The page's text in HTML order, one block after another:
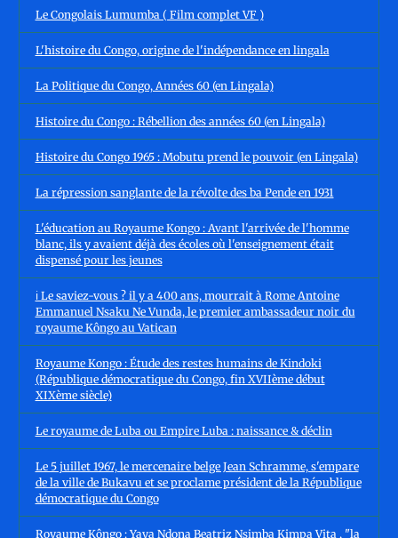
Le Congolais Lumumba ( Film complet VF )
L'histoire du Congo, origine de l'indépendance en lingala
La Politique du Congo, Années 60 (en Lingala)
Histoire du Congo : Rébellion des années 60 (en Lingala)
Histoire du Congo 1965 : Mobutu prend le pouvoir (en Lingala)
La répression sanglante de la révolte des ba Pende en 1931
L'éducation au Royaume Kongo : Avant l'arrivée de l'homme
blanc, ils y avaient déjà des écoles où l'enseignement était
dispensé pour les jeunes
ℹ️ Le saviez-vous ? il y a 400 ans, mourrait à Rome Antoine
Emmanuel Nsaku Ne Vunda, le premier ambassadeur noir du
royaume Kôngo au Vatican
Royaume Kongo : Étude des restes humains de Kindoki
(République démocratique du Congo, fin XVIIème début
XIXème siècle)
Le royaume de Luba ou Empire Luba : naissance & déclin
Le 5 juillet 1967, le mercenaire belge Jean Schramme, s'empare
de la ville de Bukavu et se proclame président de la République
démocratique du Congo
Royaume Kôngo : Yaya Ndona Beatriz Nsimba Kimpa Vita , "la